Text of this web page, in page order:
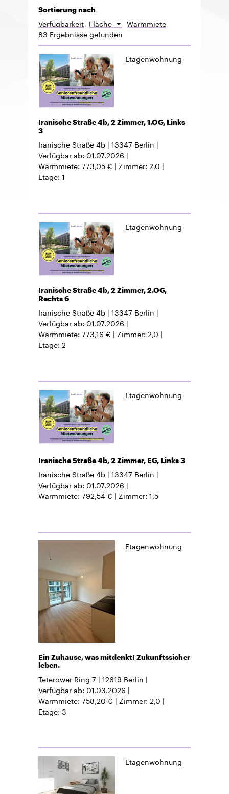
Sortierung nach
Verfügbarkeit Fläche Absteigend
sortieren
Warmmiete
83 Ergebnisse gefunden
Etagenwohnung
Iranische Straße 4b, 2 Zimmer, 1.OG, Links
3
Iranische Straße 4b 13347 Berlin
Verfügbar ab 01.07.2026
Warmmiete 773,05 € Zimmer 2,0
Etage 1
Etagenwohnung
Iranische Straße 4b, 2 Zimmer, 2.OG,
Rechts 6
Iranische Straße 4b 13347 Berlin
Verfügbar ab 01.07.2026
Warmmiete 773,16 € Zimmer 2,0
Etage 2
Etagenwohnung
Iranische Straße 4b, 2 Zimmer, EG, Links 3
Iranische Straße 4b 13347 Berlin
Verfügbar ab 01.07.2026
Warmmiete 792,54 € Zimmer 1,5
Etagenwohnung
Ein Zuhause, was mitdenkt! Zukunftssicher
leben.
Teterower Ring 7 12619 Berlin
Verfügbar ab 01.03.2026
Warmmiete 758,20 € Zimmer 2,0
Etage 3
Etagenwohnung